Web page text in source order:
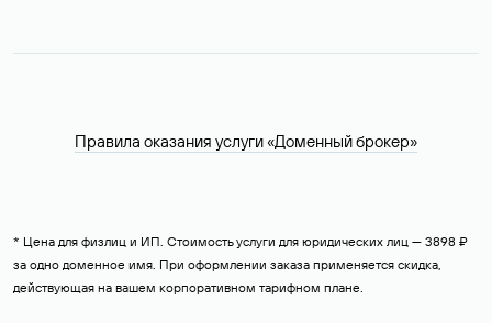
Правила оказания услуги «Доменный брокер»
* Цена для физлиц и ИП. Стоимость услуги для юридических лиц — 3898 ₽
за одно доменное имя. При оформлении заказа применяется скидка,
действующая на вашем корпоративном тарифном плане.